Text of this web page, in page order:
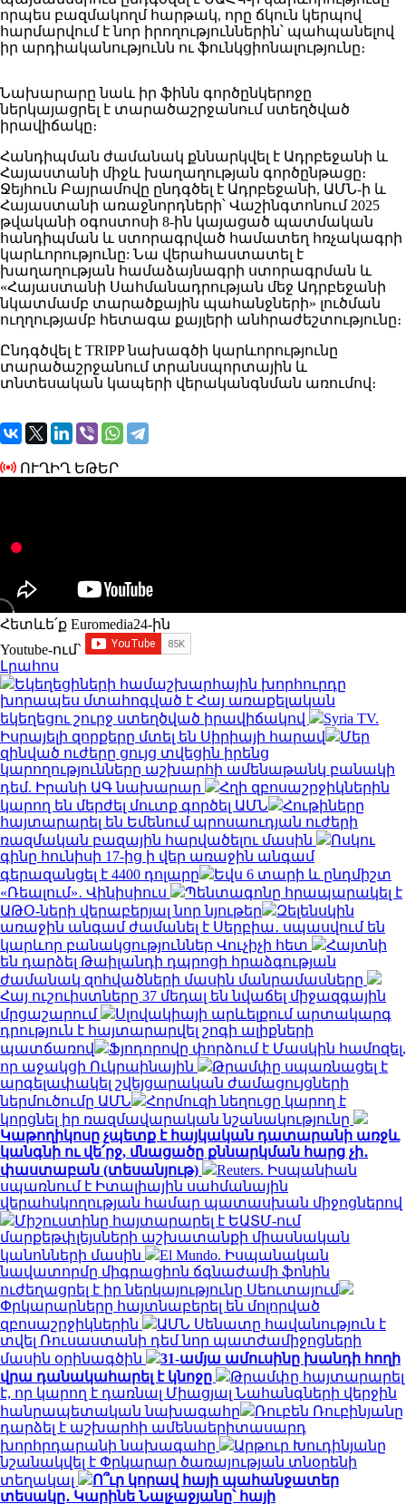
որպես բազմակողմ հարթակ, որը ճկուն կերպով
հարմարվում է նոր իրողություններին՝ պահպանելով
իր արդիականությունն ու ֆունկցիոնալությունը։
Նախարարը նաև իր ֆինն գործընկերոջը
ներկայացրել է տարածաշրջանում ստեղծված
իրավիճակը։
Հանդիպման ժամանակ քննարկվել է Ադրբեջանի և
Հայաստանի միջև խաղաղության գործընթացը։
Ջեյհուն Բայրամովը ընդգծել է Ադրբեջանի, ԱՄՆ-ի և
Հայաստանի առաջնորդների՝ Վաշինգտոնում 2025
թվականի օգոստոսի 8-ին կայացած պատմական
հանդիպման և ստորագրված համատեղ հռչակագրի
կարևորությունը: Նա վերահաստատել է
խաղաղության համաձայնագրի ստորագրման և
«Հայաստանի Սահմանադրության մեջ Ադրբեջանի
նկատմամբ տարածքային պահանջների» լուծման
ուղղությամբ հետագա քայլերի անհրաժեշտությունը։
Ընդգծվել է TRIPP նախագծի կարևորությունը
տարածաշրջանում տրանսպորտային և
տնտեսական կապերի վերականգնման առումով։
ՈՒՂԻՂ ԵԹԵՐ
Հետևե՛ք Euromedia24-ին
Youtube-ում`
Լրահոս
Եկեղեցիների համաշխարհային խորհուրդը
խորապես մտահոգված է Հայ առաքելական
եկեղեցու շուրջ ստեղծված իրավիճակով
Syria TV.
Իսրայելի զորքերը մտել են Սիրիայի հարավ
Մեր
զինված ուժերը ցույց տվեցին իրենց
կարողությունները աշխարհի ամենաթանկ բանակի
դեմ. Իրանի ԱԳ նախարար
Հղի զբոսաշրջիկներին
կարող են մերժել մուտք գործել ԱՄՆ
Հութիները
հայտարարել են Եմենում պրոսաուդյան ուժերի
ռազմական բազային հարվածելու մասին
Ոսկու
գինը հունիսի 17-ից ի վեր առաջին անգամ
գերազանցել է 4400 դոլարը
Եվս 6 տարի և ընդմիշտ
«Ռեալում»․ Վինիսիուս
Պենտագոնը հրապարակել է
ԱԹՕ-ների վերաբերյալ նոր նյութեր
Զելենսկին
առաջին անգամ ժամանել է Սերբիա․ սպասվում են
կարևոր բանակցություններ Վուչիչի հետ
Հայտնի
են դարձել Թաիլանդի դպրոցի հրաձգության
ժամանակ զոհվածների մասին մանրամասները
Հայ ուշուիստները 37 մեդալ են նվաճել միջազգային
մրցաշարում
Սլովակիայի արևելքում արտակարգ
դրություն է հայտարարվել շոգի ալիքների
պատճառով
Ֆյոդորովը փորձում է Մասկին համոզել,
որ աջակցի Ուկրաինային
Թրամփը սպառնացել է
արգելափակել շվեյցարական ժամացույցների
ներմուծումը ԱՄՆ
Հորմուզի նեղուցը կարող է
կորցնել իր ռազմավարական նշանակությունը
Կաթողիկոսը չպետք է հայկական դատարանի առջև
կանգնի ու վե՛րջ, մնացածը քննարկման հարց չի․
փաստաբան (տեսանյութ)
Reuters. Իսպանիան
սպառնում է Իտալիային սահմանային
վերահսկողության համար պատասխան միջոցներով
Միշուստինը հայտարարել է ԵԱՏՄ-ում
մարքեթփլեյսների աշխատանքի միասնական
կանոնների մասին
El Mundo. Իսպանական
նավատորմը միգրացիոն ճգնաժամի ֆոնին
ուժեղացրել է իր ներկայությունը Սեուտայում
Փրկարարները հայտնաբերել են մոլորված
զբոսաշրջիկներին
ԱՄՆ Սենատը հավանություն է
տվել Ռուսաստանի դեմ նոր պատժամիջոցների
մասին օրինագծին
31-ամյա ամուսինը խանդի հողի
վրա դանակահարել է կնոջը
Թրամփը հայտարարել
է, որ կարող է դառնալ Միացյալ Նահանգների վերջին
հանրապետական ​​նախագահը
Ռուբեն Ռուբինյանը
դարձել է աշխարհի ամենաերիտասարդ
խորհրդարանի նախագահը
Արթուր Խուդինյանը
նշանակվել է Փրկարար ծառայության տնօրենի
տեղակալ
Ո՞ւր կորավ հայի պահանջատեր
տեսակը․ Կարինե Նալչաջյանը՝ հայի